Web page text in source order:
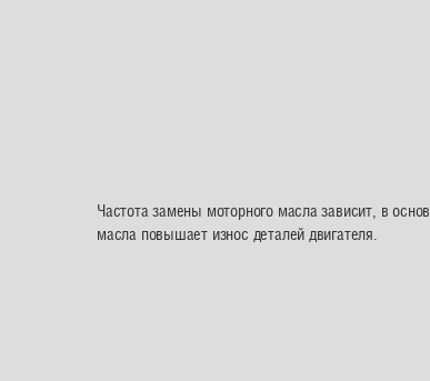
Частота замены моторного масла зависит, в
масла повышает износ деталей двигателя.